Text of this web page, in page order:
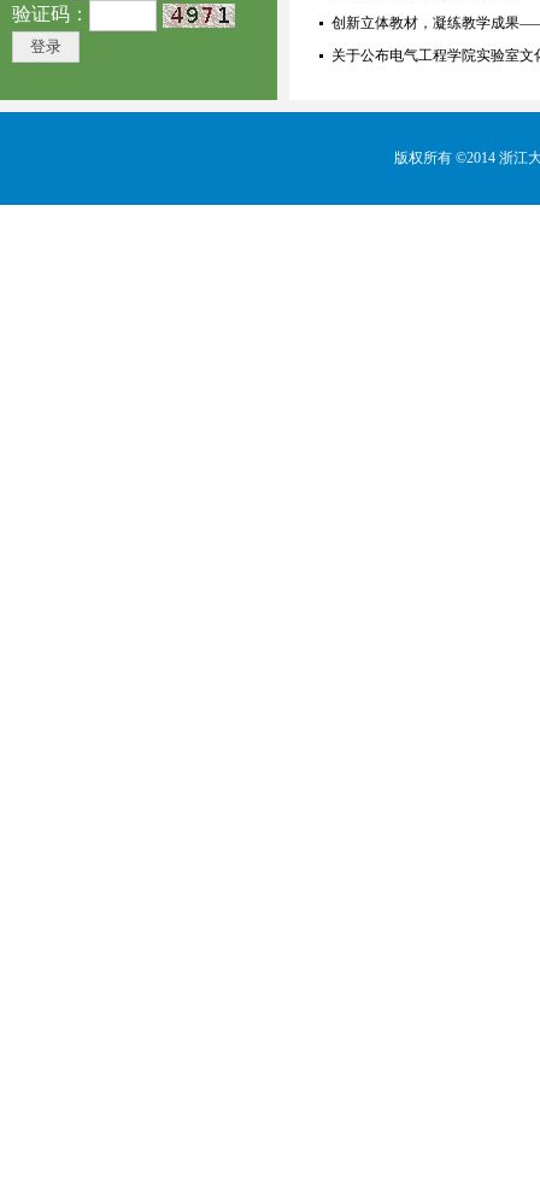
验证码：
创新立体教材，凝练教学成果
关于公布电气工程学院实验室文
版权所有 ©2014 浙